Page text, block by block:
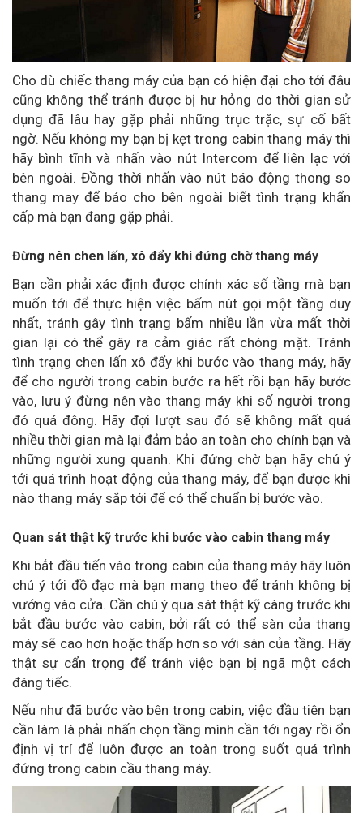
Cho dù chiếc thang máy của bạn có hiện đại cho tới đâu
cũng không thể tránh được bị hư hỏng do thời gian sử
dụng đã lâu hay gặp phải những trục trặc, sự cố bất
ngờ. Nếu không my bạn bị kẹt trong cabin thang máy thì
hãy bình tĩnh và nhấn vào nút Intercom để liên lạc với
bên ngoài. Đồng thời nhấn vào nút báo động thong so
thang may để báo cho bên ngoài biết tình trạng khẩn
cấp mà bạn đang gặp phải.
Đừng nên chen lấn, xô đẩy khi đứng chờ thang máy
Bạn cần phải xác định được chính xác số tầng mà bạn
muốn tới để thực hiện việc bấm nút gọi một tầng duy
nhất, tránh gây tình trạng bấm nhiều lần vừa mất thời
gian lại có thể gây ra cảm giác rất chóng mặt. Tránh
tình trạng chen lấn xô đẩy khi bước vào thang máy, hãy
để cho người trong cabin bước ra hết rồi bạn hãy bước
vào, lưu ý đừng nên vào thang máy khi số người trong
đó quá đông. Hãy đợi lượt sau đó sẽ không mất quá
nhiều thời gian mà lại đảm bảo an toàn cho chính bạn và
những người xung quanh. Khi đứng chờ bạn hãy chú ý
tới quá trình hoạt động của thang máy, để bạn được khi
nào thang máy sắp tới để có thể chuẩn bị bước vào.
Quan sát thật kỹ trước khi bước vào cabin thang máy
Khi bắt đầu tiến vào trong cabin của thang máy hãy luôn
chú ý tới đồ đạc mà bạn mang theo để tránh không bị
vướng vào cửa. Cần chú ý qua sát thật kỹ càng trước khi
bắt đầu bước vào cabin, bởi rất có thể sàn của thang
máy sẽ cao hơn hoặc thấp hơn so với sàn của tầng. Hãy
thật sự cẩn trọng để tránh việc bạn bị ngã một cách
đáng tiếc.
Nếu như đã bước vào bên trong cabin, việc đầu tiên bạn
cần làm là phải nhấn chọn tầng mình cần tới ngay rồi ổn
định vị trí để luôn được an toàn trong suốt quá trình
đứng trong cabin cầu thang máy.